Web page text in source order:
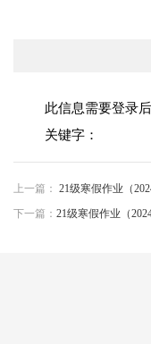
此信息需要登录
关键字：
上一篇： 21级寒假作业（
下一篇： 21级寒假作业（